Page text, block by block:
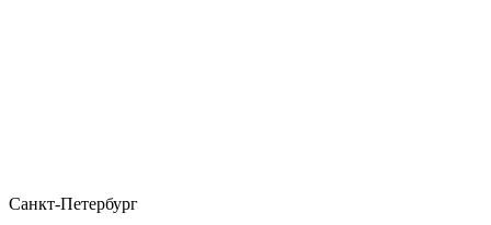
Санкт-Петербург